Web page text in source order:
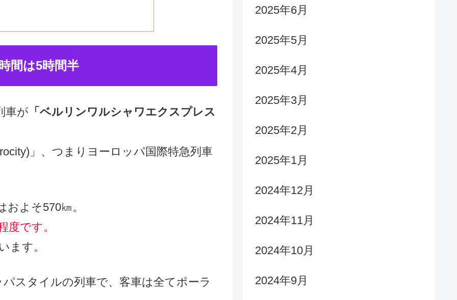
間は5時間半
車が 「ベルリンワルシャワエクスプレス
」、つまりヨーロッパ国際特急列車
よそ570㎞。
度です。
ます。
スタイルの列車で、客車は全てポーラ
2025年6月
2025年5月
2025年4月
2025年3月
2025年2月
2025年1月
2024年12月
2024年11月
2024年10月
2024年9月